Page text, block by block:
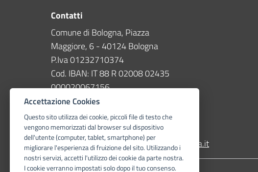
Contatti
Comune di Bologna, Piazza
Maggiore, 6 - 40124 Bologna
P.Iva 01232710374
Cod. IBAN: IT 88 R 02008 02435
000020067156
Telefono051 203040
PEC
protocollogenerale@pec.comune.bologna.it
Accettazione Cookies
Questo sito utilizza dei cookie, piccoli file di testo che
vengono memorizzati dal browser sul dispositivo
dell'utente (computer, tablet, smartphone) per
migliorare l'esperienza di fruizione del sito. Utilizzando i
nostri servizi, accetti l'utilizzo dei cookie da parte nostra.
I cookie verranno impostati solo dopo il tuo consenso.